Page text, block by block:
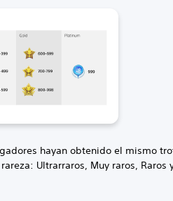
hayan obtenido el mismo
Ultrarraros, Muy raros, Raros